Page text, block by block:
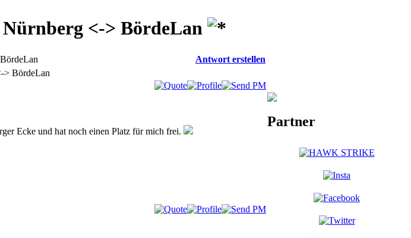
<-> BördeLan
Antwort erstellen
> BördeLan
Ecke und hat noch einen Platz für mich frei.
Partner